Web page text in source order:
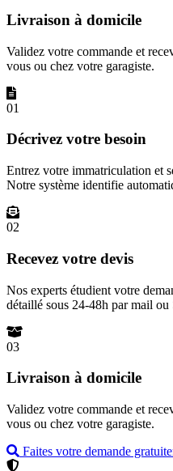
Livraison à domicile
Validez votre commande et
vous ou chez votre garagiste.
01
Décrivez votre besoin
Entrez votre immatriculation et
Notre système identifie
02
Recevez votre devis
Nos experts étudient votre
détaillé sous 24-48h par mail ou
03
Livraison à domicile
Validez votre commande et
vous ou chez votre garagiste.
Faites votre demande